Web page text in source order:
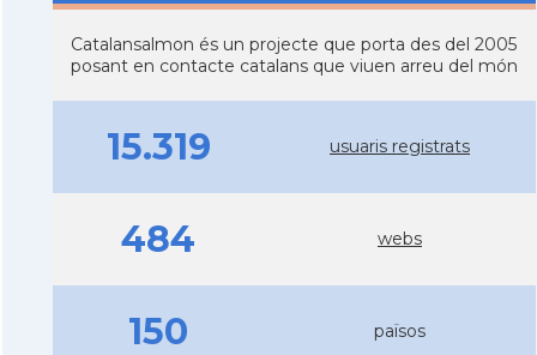
Catalansalmon és un projecte que porta des del 2005
posant en contacte catalans que viuen arreu del món
15.319 usuaris registrats
484 webs
150 països